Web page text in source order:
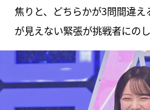
焦りと、どちらかが3問間違え
が見えない緊張が挑戦者にの